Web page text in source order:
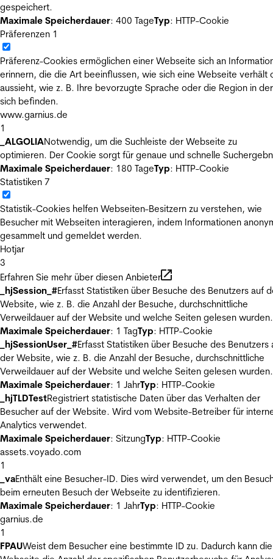
gespeichert.
Maximale Speicherdauer: 400 TageTyp: HTTP-Cookie
Präferenzen 1
Präferenz-Cookies ermöglichen einer Webseite sich an
erinnern, die die Art beeinflussen, wie sich eine Webseite verhält
aussieht, wie z. B. Ihre bevorzugte Sprache oder die Region in
sich befinden.
www.garnius.de
1
_ALGOLIANotwendig, um die Suchleiste der Webseite zu
optimieren. Der Cookie sorgt für genaue und schnelle
Maximale Speicherdauer: 180 TageTyp: HTTP-Cookie
Statistiken 7
Statistik-Cookies helfen Webseiten-Besitzern zu verstehen, wie
Besucher mit Webseiten interagieren, indem Informationen
gesammelt und gemeldet werden.
Hotjar
3
Erfahren Sie mehr über diesen Anbieter
_hjSession_#Erfasst Statistiken über Besuche des Benutzers auf
Website, wie z. B. die Anzahl der Besuche, durchschnittliche
Verweildauer auf der Website und welche Seiten gelesen wurden.
Maximale Speicherdauer: 1 TagTyp: HTTP-Cookie
_hjSessionUser_#Erfasst Statistiken über Besuche des Benutzers
der Website, wie z. B. die Anzahl der Besuche, durchschnittliche
Verweildauer auf der Website und welche Seiten gelesen wurden.
Maximale Speicherdauer: 1 JahrTyp: HTTP-Cookie
_hjTLDTestRegistriert statistische Daten über das Verhalten der
Besucher auf der Website. Wird vom Website-Betreiber für
Analytics verwendet.
Maximale Speicherdauer: SitzungTyp: HTTP-Cookie
assets.voyado.com
1
_vaEnthält eine Besucher-ID. Dies wird verwendet, um den
beim erneuten Besuch der Webseite zu identifizieren.
Maximale Speicherdauer: 1 JahrTyp: HTTP-Cookie
garnius.de
1
FPAUWeist dem Besucher eine bestimmte ID zu. Dadurch kann die